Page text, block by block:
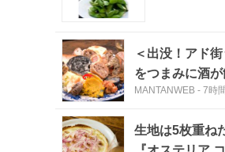
＜出没！アド
をつまみに酒
MANTANWEB - 7時
生地は5枚重ね